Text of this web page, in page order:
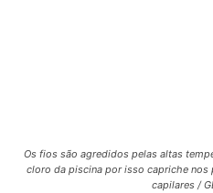
Os fios são agredidos pelas altas
cloro da piscina por isso capriche
capilares /